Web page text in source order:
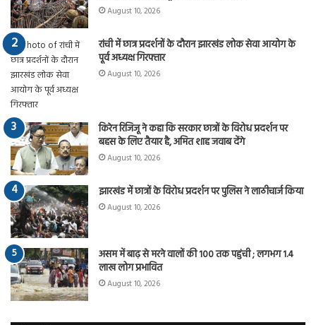
August 10, 2026
रांची में छात्र प्रदर्शनों के दौरान झारखंड लोक सेवा आयोग के
पूर्व अध्यक्ष गिरफ्तार
August 10, 2026
किरेन रिजिजू ने कहा कि सरकार छात्रों के विरोध प्रदर्शन पर
बहस के लिए तैयार है, अमित शाह जवाब देंगे
August 10, 2026
झारखंड में छात्रों के विरोध प्रदर्शन पर पुलिस ने लाठीचार्ज किया
August 10, 2026
असम में बाढ़ से मरने वालों की 100 तक पहुंची ; लगभग 1.4
लाख लोग प्रभावित
August 10, 2026